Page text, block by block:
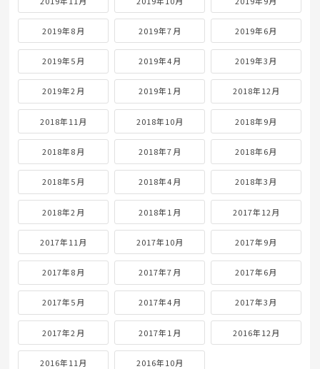
2019年8月 2019年7月 2019年6月
2019年5月 2019年4月 2019年3月
2019年2月 2019年1月 2018年12月
2018年11月 2018年10月 2018年9月
2018年8月 2018年7月 2018年6月
2018年5月 2018年4月 2018年3月
2018年2月 2018年1月 2017年12月
2017年11月 2017年10月 2017年9月
2017年8月 2017年7月 2017年6月
2017年5月 2017年4月 2017年3月
2017年2月 2017年1月 2016年12月
2016年11月 2016年10月